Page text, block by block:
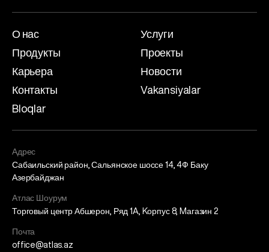
О нас
Услуги
Продукты
Проекты
Карьера
Новости
Контакты
Vakansiyalar
Bloqlar
Адрес
Сабаильский район, Сальянское шоссе 14, 4Ф Баку
Азербайджан
Атлас Шоурум
Торговый центр Абшерон, Ряд 1A, Kорпус 8, Mагазин 2
Почта
office@atlas.az